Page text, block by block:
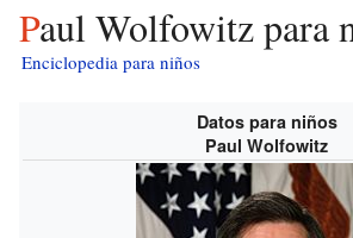
Paul Wolfowitz para
Enciclopedia para niños
Datos para niños
Paul Wolfowitz